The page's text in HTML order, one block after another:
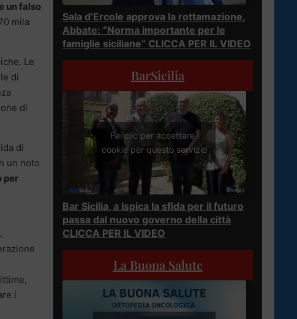
un falso
mila
Le
di
di
di
un noto
per
i
Sala d’Ercole approva la rottamazione,
Abbate: “Norma importante per le
famiglie siciliane” CLICCA PER IL VIDEO
BarSicilia
Fai clic per accettare i
cookie per questo servizio
Bar Sicilia, a Ispica la sfida per il futuro
passa dal nuovo governo della città
CLICCA PER IL VIDEO
La Buona Salute